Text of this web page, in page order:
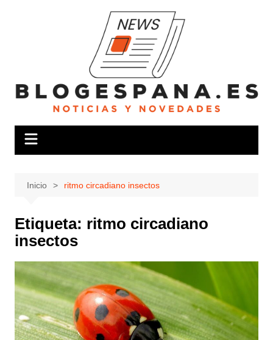
Inicio ritmo circadiano insectos
Etiqueta: ritmo circadiano
insectos